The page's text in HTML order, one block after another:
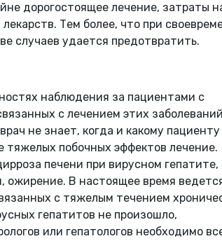
дорогостоящее лечение, затраты
Тем более, что при
случаев удается предотвратить.
наблюдения за пациентами с
с лечением этих
не знает, когда и какому пациенту
побочных эффектов лечение.
печени при вирусном гепатите,
ожирение. В настоящее время
с тяжелым течением
гепатитов не произошло,
или гепатологов необходимо